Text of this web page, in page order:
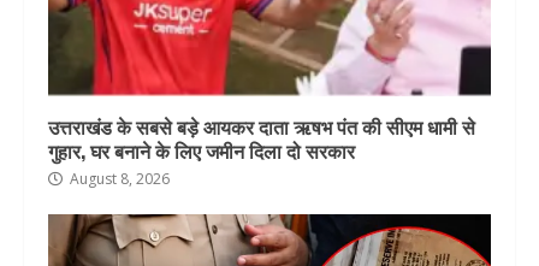
उत्तराखंड के सबसे बड़े आयकर दाता ऋषभ पंत की सीएम धामी से
गुहार, घर बनाने के लिए जमीन दिला दो सरकार
August 8, 2026